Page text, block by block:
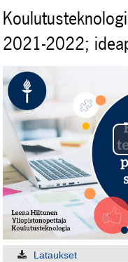
2021-2022;
Lataukset